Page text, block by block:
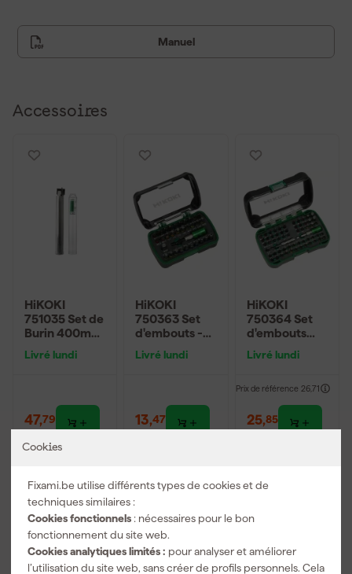
Cookies
Fixami.be utilise différents types de cookies et de
techniques similaires :
Cookies fonctionnels : nécessaires pour le bon
fonctionnement du site web.
Cookies analytiques limités : pour analyser et améliorer
l’utilisation du site web, sans créer de profils personnels. Cela
Manuel
Accessoires
HiKOKI
751035 Set de
Burin 400mm
et large) -
Livré lundi
47,79
HiKOKI
750363 Set
d'embouts -
Livré lundi
13,47
HiKOKI
750364 Set
d'embouts
60pcs)
Livré lundi
Prix de référence 26,71
25,85